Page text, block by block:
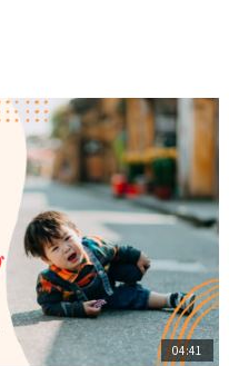
04:41